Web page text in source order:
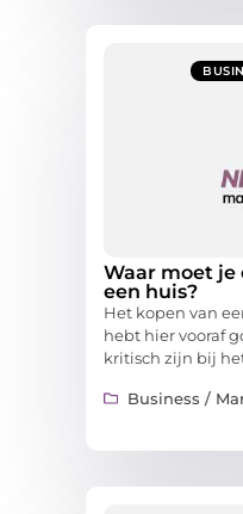
Waar moet
een huis?
Het kopen van
hebt hier vooraf
kritisch zijn bij
Business /